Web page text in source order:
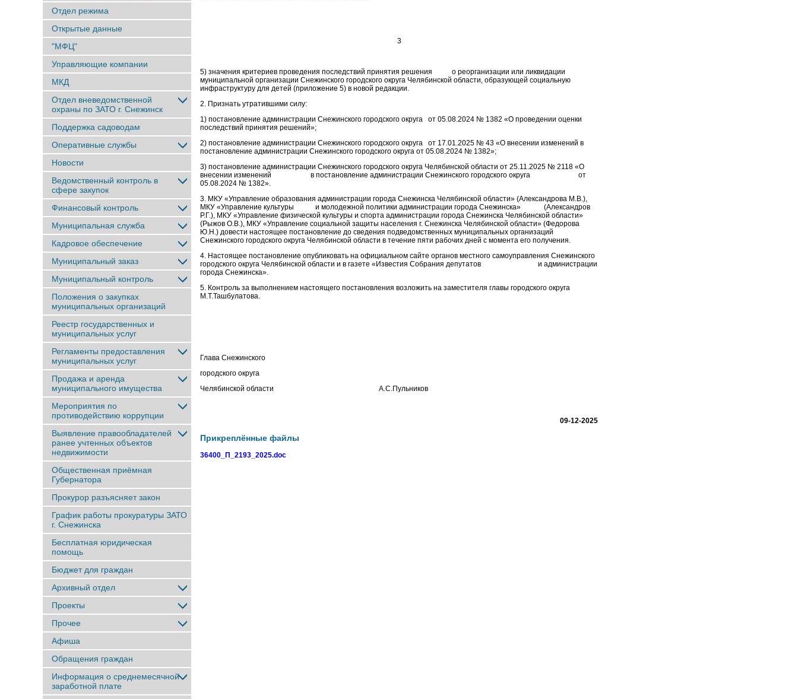
Отдел режима
Открытые данные
"МФЦ"
Управляющие компании
МКД
Отдел вневедомственной
охраны по ЗАТО г. Снежинск
Поддержка садоводам
Оперативные службы
Новости
Ведомственный контроль в
сфере закупок
Финансовый контроль
Муниципальная служба
Кадровое обеспечение
Муниципальный заказ
Муниципальный контроль
Положения о закупках
муниципальных организаций
Реестр государственных и
муниципальных услуг
Регламенты предоставления
муниципальных услуг
Продажа и аренда
муниципального имущества
Мероприятия по
противодействию коррупции
Выявление правообладателей
ранее учтенныx объектов
недвижимости
Общественная приёмная
Губернатора
Прокурор разъясняет закон
График работы прокуратуры ЗАТО
г. Снежинска
Бесплатная юридическая
помощь
Бюджет для граждан
Архивный отдел
Проекты
Прочее
Афиша
Обращения граждан
Информация о среднемесячной
заработной плате
3
5) значения критериев проведения последствий принятия решения о реорганизации или ликвидации
муниципальной организации Снежинского городского округа Челябинской области, образующей социальную
инфраструктуру для детей (приложение 5) в новой редакции.
2. Признать утратившими силу:
1) постановление администрации Снежинского городского округа от 05.08.2024 № 1382 «О проведении оценки
последствий принятия решений»;
2) постановление администрации Снежинского городского округа от 17.01.2025 № 43 «О внесении изменений в
постановление администрации Снежинского городского округа от 05.08.2024 № 1382»;
3) постановление администрации Снежинского городского округа Челябинской области от 25.11.2025 № 2118 «О
внесении изменений в постановление администрации Снежинского городского округа от
05.08.2024 № 1382».
3. МКУ «Управление образования администрации города Снежинска Челябинской области» (Александрова М.В.),
МКУ «Управление культуры и молодежной политики администрации города Снежинска» (Александров
Р.Г.), МКУ «Управление физической культуры и спорта администрации города Снежинска Челябинской области»
(Рыжов О.В.), МКУ «Управление социальной защиты населения г. Снежинска Челябинской области» (Федорова
Ю.Н.) довести настоящее постановление до сведения подведомственных муниципальных организаций
Снежинского городского округа Челябинской области в течение пяти рабочих дней с момента его получения.
4. Настоящее постановление опубликовать на официальном сайте органов местного самоуправления Снежинского
городского округа Челябинской области и в газете «Известия Собрания депутатов и администрации
города Снежинска».
5. Контроль за выполнением настоящего постановления возложить на заместителя главы городского округа
М.Т.Ташбулатова.
Глава Снежинского
городского округа
Челябинской области А.С.Пульников
09-12-2025
Прикреплённые файлы
36400_П_2193_2025.doc